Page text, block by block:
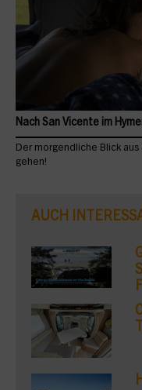
Nach San Vicente im
Der morgendliche Blick aus
gehen!
AUCH